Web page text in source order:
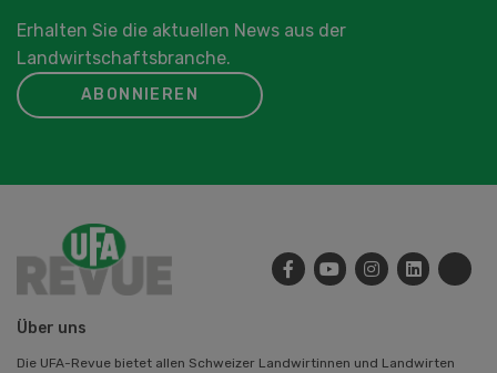
Erhalten Sie die aktuellen News aus der
Landwirtschaftsbranche.
ABONNIEREN
Über uns
Die UFA-Revue bietet allen Schweizer Landwirtinnen und Landwirten